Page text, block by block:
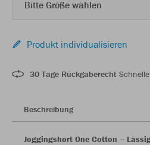
Bitte Größe wählen
Produkt individualisieren
30 Tage Rückgaberecht
Beschreibung
Joggingshort One Cotton –